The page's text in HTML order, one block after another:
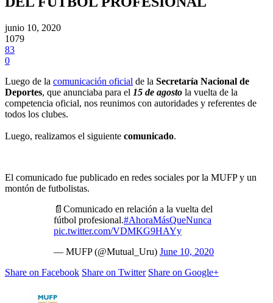
junio 10, 2020
1079
83
0
Luego de la comunicación oficial de la Secretaría Nacional de
Deportes, que anunciaba para el 15 de agosto la vuelta de la
competencia oficial, nos reunimos con autoridades y referentes de
todos los clubes.
Luego, realizamos el siguiente comunicado.
El comunicado fue publicado en redes sociales por la MUFP y un
montón de futbolistas.
📄Comunicado en relación a la vuelta del
fútbol profesional.#AhoraMásQueNunca
pic.twitter.com/VDMKG9HAYy
— MUFP (@Mutual_Uru) June 10, 2020
Share on Facebook Share on Twitter Share on Google+